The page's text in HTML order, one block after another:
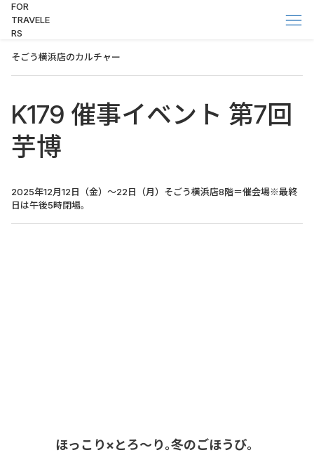
FOR
TRAVELE
RS
そごう横浜店のカルチャー
K179 催事イベント 第7回
芋博
2025年12月12日（金）～22日（月）そごう横浜店8階＝催会場※最終
日は午後5時閉場。
ほっこり×とろ～り｡冬のごほうび。